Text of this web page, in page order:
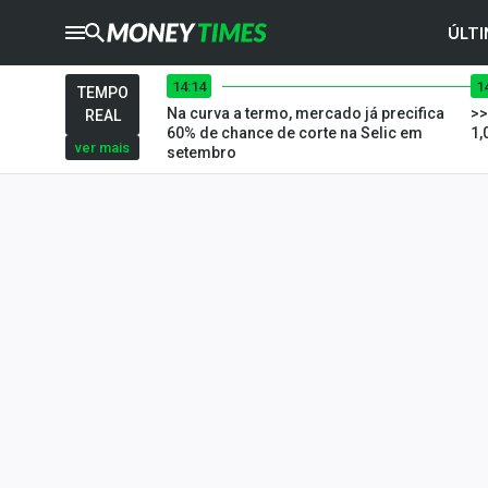
CRYPTOTIMES
TIMES
Ibovespa
TEMPO
REAL
ver mais
14:14
Na curva a termo, mercado já precifica
60% de chance de corte na Selic em
setembro